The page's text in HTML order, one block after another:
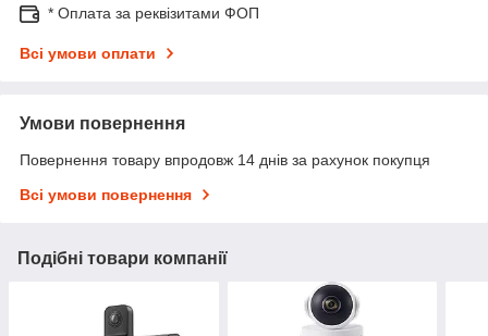
* Оплата за реквізитами ФОП
Всі умови оплати
Умови повернення
Повернення товару впродовж 14 днів за рахунок покупця
Всі умови повернення
Подібні товари компанії